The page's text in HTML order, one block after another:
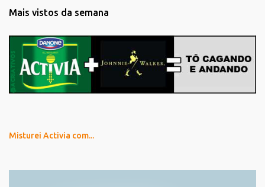
Mais vistos da semana
Misturei Activia com...